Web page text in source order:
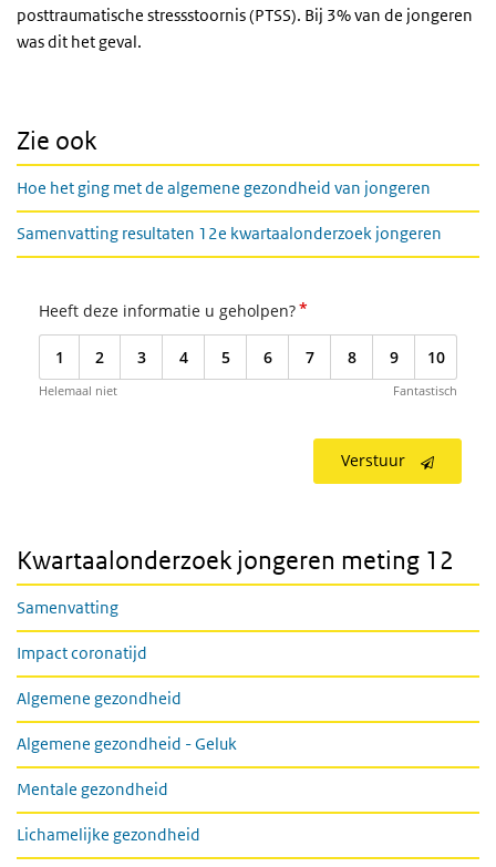
posttraumatische stressstoornis (PTSS). Bij 3% van de jongeren
was dit het geval.
Zie ook
Hoe het ging met de algemene gezondheid van jongeren
Samenvatting resultaten 12e kwartaalonderzoek jongeren
Heeft deze informatie u geholpen?*
1 2 3 4 5 6 7 8 9 10
Helemaal niet Fantastisch
Verstuur
Kwartaalonderzoek jongeren meting 12
Samenvatting
Impact coronatijd
Algemene gezondheid
Algemene gezondheid - Geluk
Mentale gezondheid
Lichamelijke gezondheid